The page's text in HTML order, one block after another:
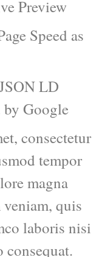
Preview
Speed as
LD
by Google
consectetur
tempor
magna
quis
laboris nisi
consequat.